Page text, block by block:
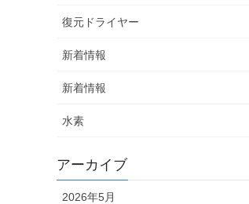
復元ドライヤー
新着情報
新着情報
水素
アーカイブ
2026年5月